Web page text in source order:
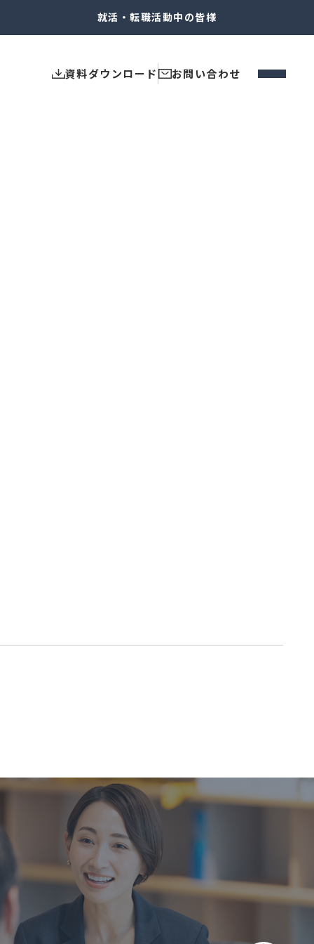
就活・転職活動中の皆様
資料ダウンロード お問い合わせ